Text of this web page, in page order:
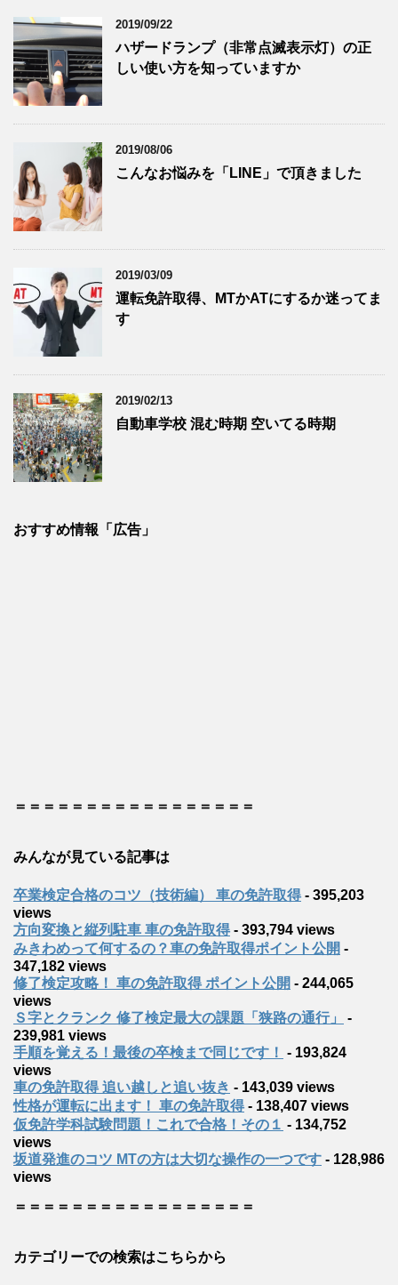
2019/09/22
ハザードランプ（非常点滅表示灯）の正
しい使い方を知っていますか
2019/08/06
こんなお悩みを「LINE」で頂きました
2019/03/09
運転免許取得、MTかATにするか迷ってま
す
2019/02/13
自動車学校 混む時期 空いてる時期
おすすめ情報「広告」
＝＝＝＝＝＝＝＝＝＝＝＝＝＝＝＝＝
みんなが見ている記事は
卒業検定合格のコツ（技術編） 車の免許取得- 395,203
views
方向変換と縦列駐車 車の免許取得- 393,794 views
みきわめって何するの？車の免許取得ポイント公開 -
347,182 views
修了検定攻略！ 車の免許取得 ポイント公開 - 244,065
views
Ｓ字とクランク 修了検定最大の課題「狭路の通行」
-
239,981 views
手順を覚える！最後の卒検まで同じです！ - 193,824
views
車の免許取得 追い越しと追い抜き - 143,039 views
性格が運転に出ます！ 車の免許取得- 138,407 views
仮免許学科試験問題！これで合格！その１ - 134,752
views
坂道発進のコツ MTの方は大切な操作の一つです - 128,986
views
＝＝＝＝＝＝＝＝＝＝＝＝＝＝＝＝＝
カテゴリーでの検索はこちらから